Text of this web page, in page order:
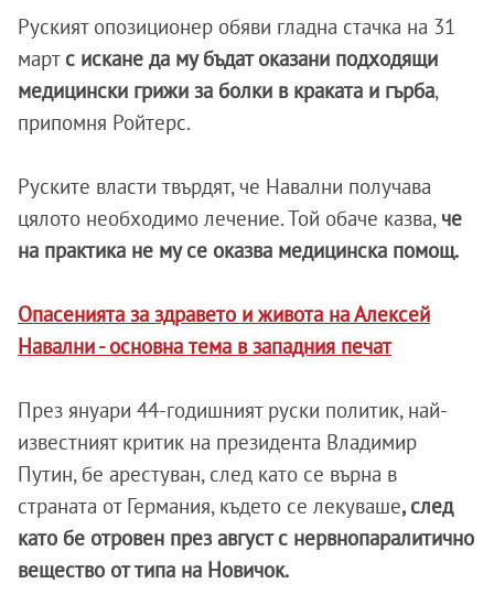
Руският опозиционер обяви гладна стачка на 31
март с искане да му бъдат оказани подходящи
медицински грижи за болки в краката и гърба,
припомня Ройтерс.
Руските власти твърдят, че Навални получава
цялото необходимо лечение. Той обаче казва, че
на практика не му се оказва медицинска помощ.
Опасенията за здравето и живота на Алексей
Навални - основна тема в западния печат
През януари 44-годишният руски политик, най-
известният критик на президента Владимир
Путин, бе арестуван, след като се върна в
страната от Германия, където се лекуваше, след
като бе отровен през август с нервнопаралитично
вещество от типа на Новичок.